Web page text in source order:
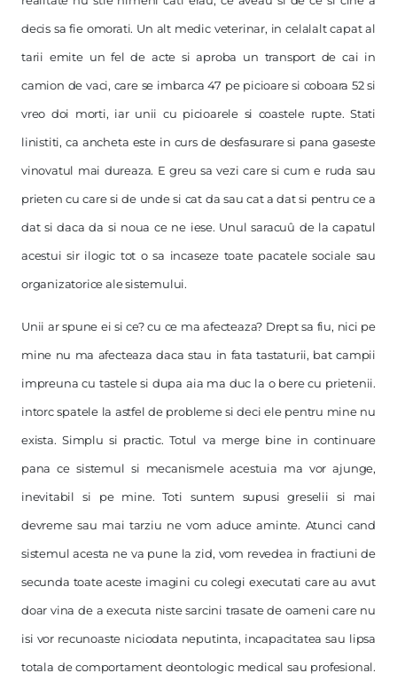
decis sa fie omorati. Un alt medic veterinar, in celalalt capat al
tarii emite un fel de acte si aproba un transport de cai in
camion de vaci, care se imbarca 47 pe picioare si coboara 52 si
vreo doi morti, iar unii cu picioarele si coastele rupte. Stati
linistiti, ca ancheta este in curs de desfasurare si pana gaseste
vinovatul mai dureaza. E greu sa vezi care si cum e ruda sau
prieten cu care si de unde si cat da sau cat a dat si pentru ce a
dat si daca da si noua ce ne iese. Unul saracuû de la capatul
acestui sir ilogic tot o sa incaseze toate pacatele sociale sau
organizatorice ale sistemului.
Unii ar spune ei si ce? cu ce ma afecteaza? Drept sa fiu, nici pe
mine nu ma afecteaza daca stau in fata tastaturii, bat campii
impreuna cu tastele si dupa aia ma duc la o bere cu prietenii.
intorc spatele la astfel de probleme si deci ele pentru mine nu
exista. Simplu si practic. Totul va merge bine in continuare
pana ce sistemul si mecanismele acestuia ma vor ajunge,
inevitabil si pe mine. Toti suntem supusi greselii si mai
devreme sau mai tarziu ne vom aduce aminte. Atunci cand
sistemul acesta ne va pune la zid, vom revedea in fractiuni de
secunda toate aceste imagini cu colegi executati care au avut
doar vina de a executa niste sarcini trasate de oameni care nu
isi vor recunoaste niciodata neputinta, incapacitatea sau lipsa
totala de comportament deontologic medical sau profesional.